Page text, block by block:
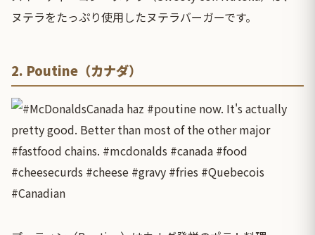
ヌテラをたっぷり使用したヌテラバーガーです。
2. Poutine（カナダ）